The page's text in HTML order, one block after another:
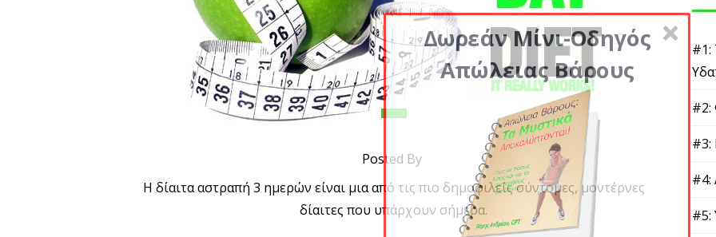
Posted By
Η δίαιτα αστραπή 3 ημερών είναι μια από τις πιο δημοφιλείς σύντομες, μοντέρνες
δίαιτες που υπάρχουν σήμερα.
#1:
#2:
#3:
#4:
#5:
Δωρεάν Μίνι-Οδηγός
Απώλειας Βάρους